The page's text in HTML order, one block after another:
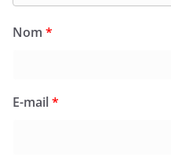
Nom *
E-mail*